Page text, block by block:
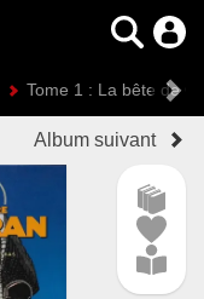
Tome 1 : La bête de
Album suivant